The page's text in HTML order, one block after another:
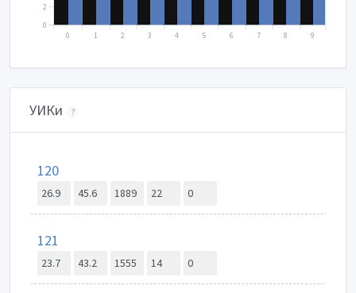
0 1 2 3 4 5 6 7 8 9
0
2
УИКи ?
120
26.9 45.6 1889 22 0
121
23.7 43.2 1555 14 0